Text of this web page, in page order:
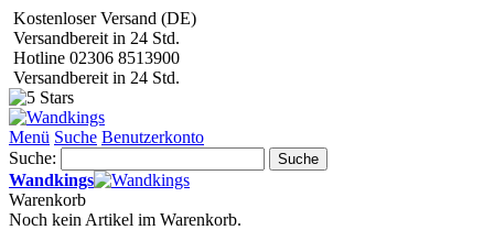
Kostenloser Versand (DE)
Versandbereit in 24 Std.
Hotline 02306 8513900
Versandbereit in 24 Std.
Menü Suche Benutzerkonto
Suche:
Suche
Wandkings
Warenkorb
Noch kein Artikel im Warenkorb.